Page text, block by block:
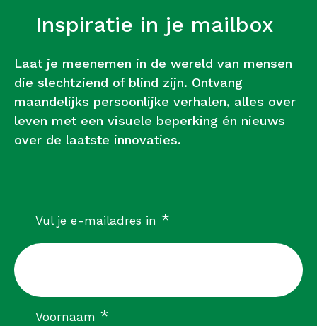
Inspiratie in je mailbox
Laat je meenemen in de wereld van mensen
die slechtziend of blind zijn. Ontvang
maandelijks persoonlijke verhalen, alles over
leven met een visuele beperking én nieuws
over de laatste innovaties.
Vul je e-mailadres in *verplicht
Voornaam *verplicht